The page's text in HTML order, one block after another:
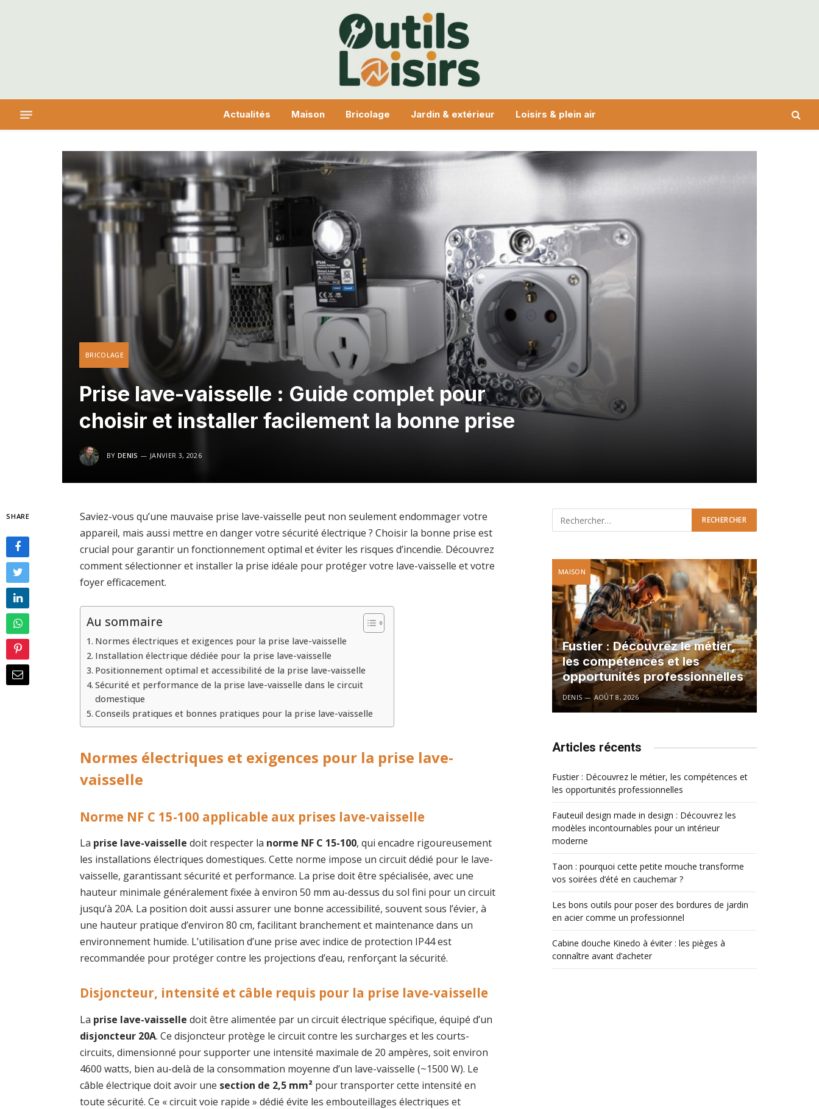
Actualités Maison Bricolage Jardin & extérieur Loisirs & plein air
BRICOLAGE
Prise lave-vaisselle : Guide complet pour
choisir et installer facilement la bonne prise
BY DENIS JANVIER 3, 2026
SHARE
Saviez-vous qu’une mauvaise prise lave-vaisselle peut non seulement endommager votre
appareil, mais aussi mettre en danger votre sécurité électrique ? Choisir la bonne prise est
crucial pour garantir un fonctionnement optimal et éviter les risques d’incendie. Découvrez
comment sélectionner et installer la prise idéale pour protéger votre lave-vaisselle et votre
foyer efficacement.
Au sommaire
Normes électriques et exigences pour la prise lave-vaisselle
Installation électrique dédiée pour la prise lave-vaisselle
Positionnement optimal et accessibilité de la prise lave-vaisselle
Sécurité et performance de la prise lave-vaisselle dans le circuit
domestique
Conseils pratiques et bonnes pratiques pour la prise lave-vaisselle
Normes électriques et exigences pour la prise lave-
vaisselle
Norme NF C 15-100 applicable aux prises lave-vaisselle
La prise lave-vaisselle doit respecter la norme NF C 15-100, qui encadre rigoureusement
les installations électriques domestiques. Cette norme impose un circuit dédié pour le lave-
vaisselle, garantissant sécurité et performance. La prise doit être spécialisée, avec une
hauteur minimale généralement fixée à environ 50 mm au-dessus du sol fini pour un circuit
jusqu’à 20A. La position doit aussi assurer une bonne accessibilité, souvent sous l’évier, à
une hauteur pratique d’environ 80 cm, facilitant branchement et maintenance dans un
environnement humide. L’utilisation d’une prise avec indice de protection IP44 est
recommandée pour protéger contre les projections d’eau, renforçant la sécurité.
Disjoncteur, intensité et câble requis pour la prise lave-vaisselle
La prise lave-vaisselle doit être alimentée par un circuit électrique spécifique, équipé d’un
disjoncteur 20A. Ce disjoncteur protège le circuit contre les surcharges et les courts-
circuits, dimensionné pour supporter une intensité maximale de 20 ampères, soit environ
4600 watts, bien au-delà de la consommation moyenne d’un lave-vaisselle (~1500 W). Le
câble électrique doit avoir une section de 2,5 mm² pour transporter cette intensité en
toute sécurité. Ce « circuit voie rapide » dédié évite les embouteillages électriques et
MAISON
Fustier : Découvrez le métier,
les compétences et les
opportunités professionnelles
DENIS AOÛT 8, 2026
Articles récents
Fustier : Découvrez le métier, les compétences et
les opportunités professionnelles
Fauteuil design made in design : Découvrez les
modèles incontournables pour un intérieur
moderne
Taon : pourquoi cette petite mouche transforme
vos soirées d’été en cauchemar ?
Les bons outils pour poser des bordures de jardin
en acier comme un professionnel
Cabine douche Kinedo à éviter : les pièges à
connaître avant d’acheter